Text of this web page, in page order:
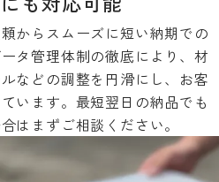
からスムーズに短い納期での
タ管理体制の徹底により、材
などの調整を円滑にし、お客
います。最短翌日の納品でも
はまずご相談ください。